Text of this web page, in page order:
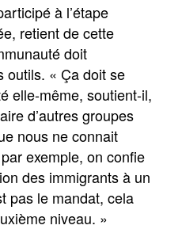
à l’étape
retient de cette
doit
outils. « Ça doit se
elle-même, soutient-il,
d’autres groupes
nous ne connait
exemple, on confie
des immigrants à un
pas le mandat, cela
niveau. »